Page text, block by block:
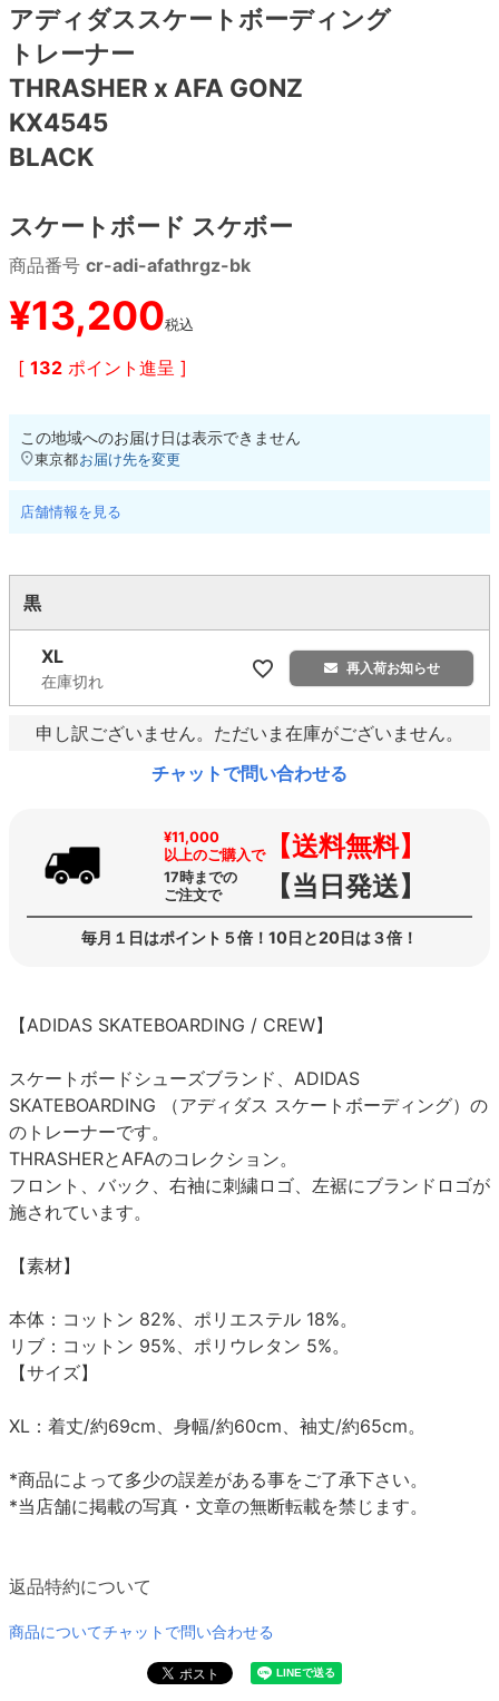
アディダススケートボーディング
トレーナー
THRASHER x AFA GONZ
KX4545
BLACK
スケートボード スケボー
商品番号 cr-adi-afathrgz-bk
¥13,200税込
[ 132 ポイント進呈 ]
この地域へのお届け日は表示できません
東京都お届け先を変更
店舗情報を見る
黒
XL
在庫切れ
再入荷お知らせ
申し訳ございません。ただいま在庫がございません。
チャットで問い合わせる
¥11,000
以上のご購入で【送料無料】
17時までの
ご注文で
【当日発送】
毎月１日はポイント５倍！10日と20日は３倍！
【ADIDAS SKATEBOARDING / CREW】
スケートボードシューズブランド、ADIDAS
SKATEBOARDING （アディダス スケートボーディング）の
のトレーナーです。
THRASHERとAFAのコレクション。
フロント、バック、右袖に刺繍ロゴ、左裾にブランドロゴが
施されています。
【素材】
本体：コットン 82%、ポリエステル 18%。
リブ：コットン 95%、ポリウレタン 5%。
【サイズ】
XL：着丈/約69cm、身幅/約60cm、袖丈/約65cm。
*商品によって多少の誤差がある事をご了承下さい。
*当店舗に掲載の写真・文章の無断転載を禁じます。
返品特約について
商品についてチャットで問い合わせる
8.7inch
8.8inch
8.9inch
シェイプデッキ
高性能デッキ
8.8inch
8.9inch
9.0inch以上
72mm
75mm
110mm
29cm
29.5cm
30cm